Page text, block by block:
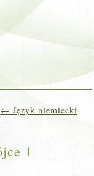
← Język niemiecki
1